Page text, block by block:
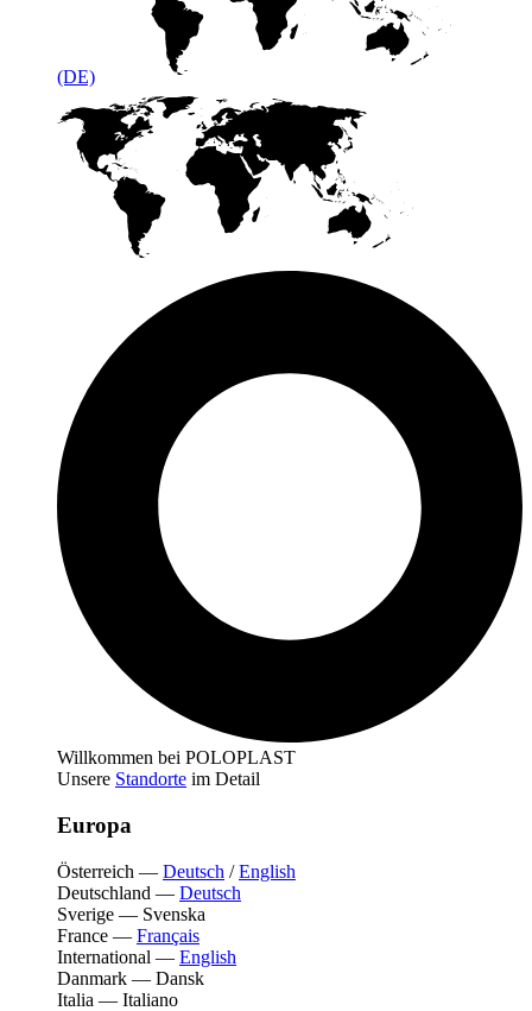
(DE)
Willkommen bei POLOPLAST
Unsere Standorte im Detail
Europa
Österreich — Deutsch /English
Deutschland — Deutsch
Sverige — Svenska
France — Français
International — English
Danmark — Dansk
Italia — Italiano